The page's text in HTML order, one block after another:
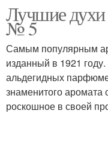
Лучшие духи
№ 5
Самым популярным
изданный в 1921 году.
альдегидных
знаменитого
роскошное в своей